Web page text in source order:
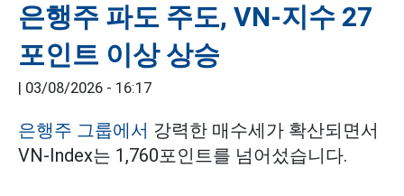
은행주 파도 주도, VN-지수 27
포인트 이상 상승
03/08/2026 - 16:17
은행주 그룹에서 강력한 매수세가 확산되면서
VN-Index는 1,760포인트를 넘어섰습니다.